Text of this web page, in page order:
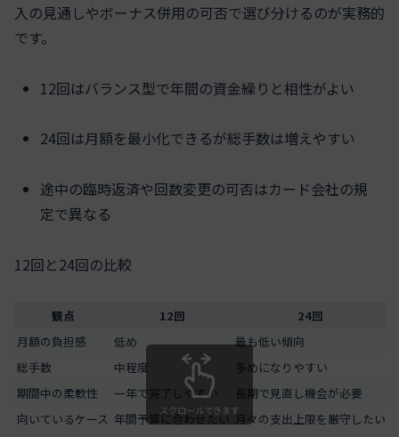
入の見通しやボーナス併用の可否で選び分けるのが実務的
です。
12回はバランス型で年間の資金繰りと相性がよい
24回は月額を最小化できるが総手数は増えやすい
途中の臨時返済や回数変更の可否はカード会社の規
定で異なる
12回と24回の比較
観点 12回
24回
月額の負担感
低め
最も低い傾向
総手数
中程度
多めになりやすい
期間中の柔軟性
一年で完了しやすい
長期で見直し機会が必要
向いているケース 年間予算に合わせたい 月々の支出上限を厳守したい
スクロールできます